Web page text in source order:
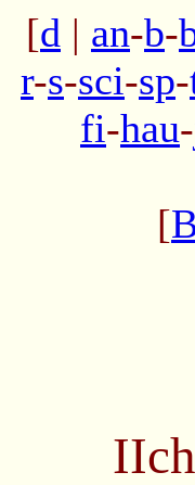
[d | an-b-
r-s-sci-sp-
fi-hau-
[